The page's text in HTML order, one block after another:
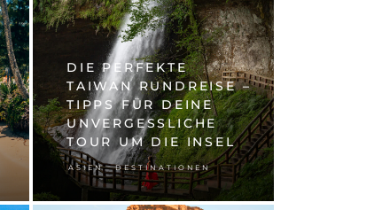
DIE PERFEKTE
TAIWAN RUNDREISE –
TIPPS FÜR DEINE
UNVERGESSLICHE
TOUR UM DIE INSEL
ASIEN, DESTINATIONEN